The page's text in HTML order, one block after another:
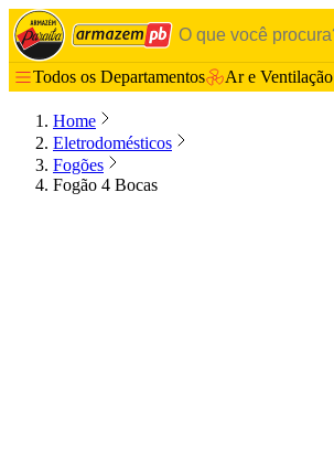
Todos os Departamentos Ar e Ventilação
Home
Eletrodomésticos
Fogões
Fogão 4 Bocas